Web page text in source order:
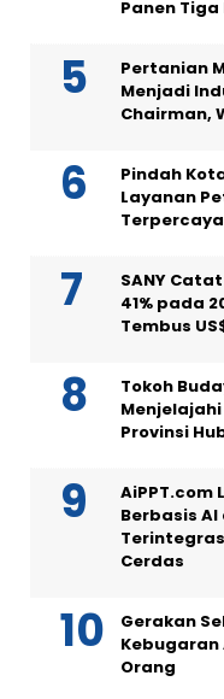
Panen
Pertanian
Menjadi
Chairman,
Pindah
Layanan
Terpercaya
SANY
41% pada
Tembus
Tokoh
Provinsi
AiPPT.com
Berbasis
Cerdas
Gerakan
Kebugaran
Orang